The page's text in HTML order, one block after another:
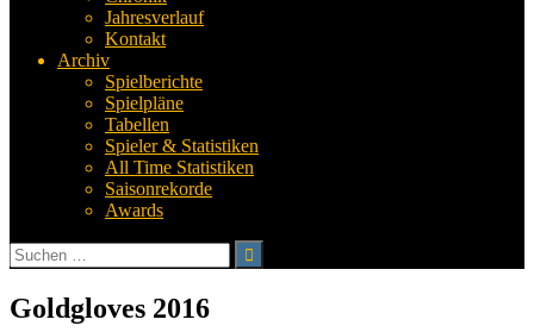
Jahresverlauf
Kontakt
Archiv
Spielberichte
Spielpläne
Tabellen
Spieler & Statistiken
All Time Statistiken
Saisonrekorde
Awards
Suchen
nach:
Goldgloves 2016